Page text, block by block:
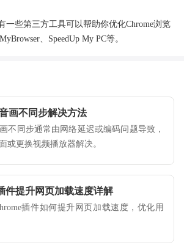
一些第三方工具可以帮助你优化Chrome浏览
、SpeedUp My PC等。
画不同步解决方法
不同步通常由网络延迟或编码问题导致，
或更换视频播放器解决。
件提升网页加载速度详解
插件如何提升网页加载速度，优化用